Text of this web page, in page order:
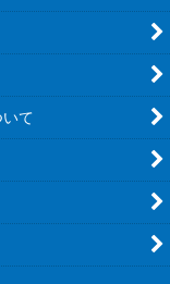
て